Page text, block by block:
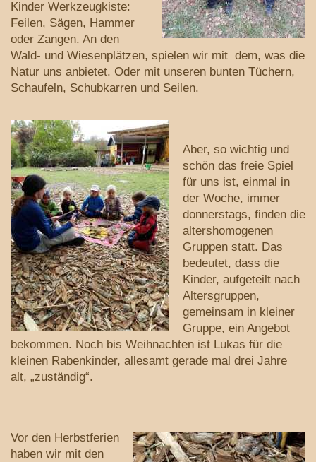
Kinder Werkzeugkiste:
Feilen, Sägen, Hammer
oder Zangen. An den
Wald- und Wiesenplätzen, spielen wir mit dem, was die
Natur uns anbietet. Oder mit unseren bunten Tüchern,
Schaufeln, Schubkarren und Seilen.
Aber, so wichtig und
schön das freie Spiel
für uns ist, einmal in
der Woche, immer
donnerstags, finden die
altershomogenen
Gruppen statt. Das
bedeutet, dass die
Kinder, aufgeteilt nach
Altersgruppen,
gemeinsam in kleiner
Gruppe, ein Angebot
bekommen. Noch bis Weihnachten ist Lukas für die
kleinen Rabenkinder, allesamt gerade mal drei Jahre
alt, „zuständig“.
Vor den Herbstferien
haben wir mit den